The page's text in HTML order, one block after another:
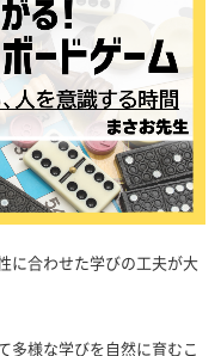
に合わせた学びの工夫が大
多様な学びを自然に育むこ